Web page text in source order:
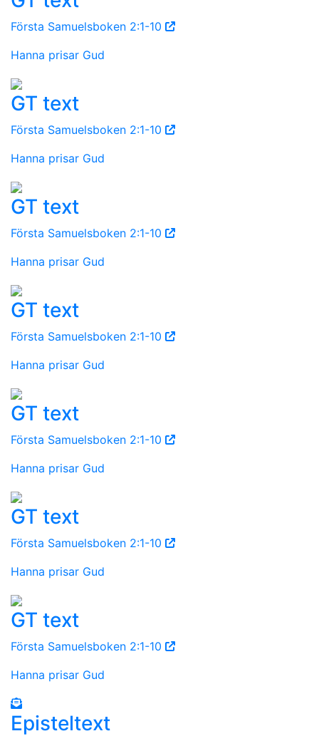
Första Samuelsboken 2:1-10
Hanna prisar Gud
GT text
Första Samuelsboken 2:1-10
Hanna prisar Gud
GT text
Första Samuelsboken 2:1-10
Hanna prisar Gud
GT text
Första Samuelsboken 2:1-10
Hanna prisar Gud
GT text
Första Samuelsboken 2:1-10
Hanna prisar Gud
GT text
Första Samuelsboken 2:1-10
Hanna prisar Gud
GT text
Första Samuelsboken 2:1-10
Hanna prisar Gud
Episteltext